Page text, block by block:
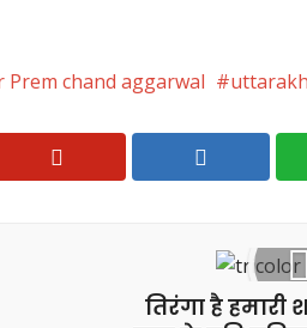
Prem chand aggarwal
तिरंगा है